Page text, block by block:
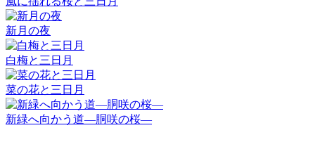
新月の夜
白梅と三日月
菜の花と三日月
新緑へ向かう道―胴咲の桜―